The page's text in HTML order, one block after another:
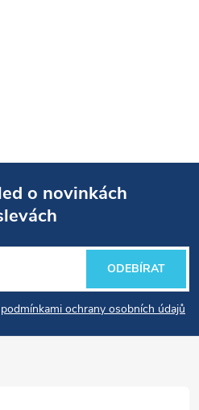
o novinkách
podmínkami ochrany osobních údajů
ODEBÍRAT